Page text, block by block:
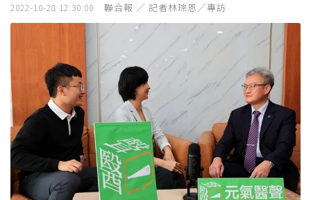
2022-10-28 12:30:00 聯合報 ／ 記者林琮恩／專訪